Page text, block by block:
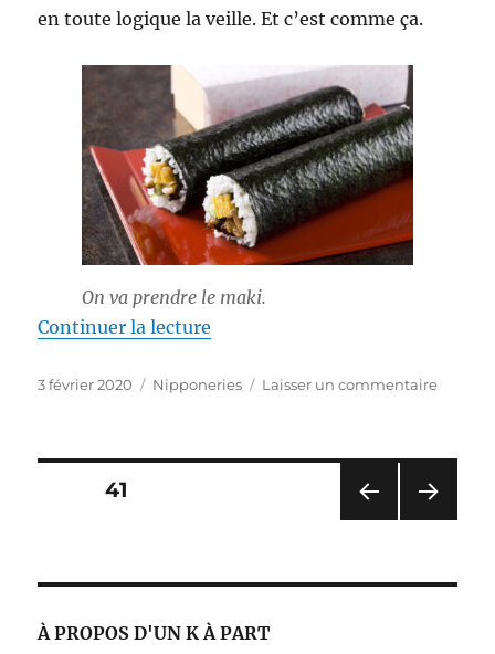
en toute logique la veille. Et c’est comme ça.
On va prendre le maki.
Continuer la lecture
Publié
3 février 2020 Catégories
Nipponeries Laisser un commentairesur
les
haricots
Pagination
publications
CÉD
PAGE41
ANT
À PROPOS D'UN K À PART